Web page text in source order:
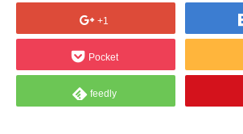
+1
Pocket
feedly